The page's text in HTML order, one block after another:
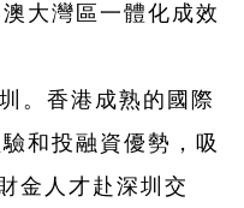
大灣區一體化成效
。香港成熟的國際
和投融資優勢，吸
金人才赴深圳交